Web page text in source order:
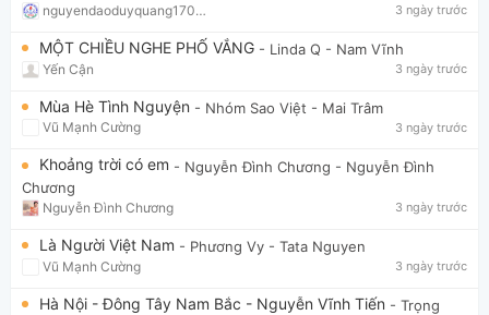
nguyendaoduyquang17021 3 ngày trước
MỘT CHIỀU NGHE PHỐ VẮNG - Linda Q - Nam Vĩnh
Yến Cận 3 ngày trước
Mùa Hè Tình Nguyện - Nhóm Sao Việt - Mai Trâm
Vũ Mạnh Cường 3 ngày trước
Khoảng trời có em - Nguyễn Đình Chương - Nguyễn Đình
Chương
Nguyễn Đình Chương 3 ngày trước
Là Người Việt Nam - Phương Vy - Tata Nguyen
Vũ Mạnh Cường 3 ngày trước
Hà Nội - Đông Tây Nam Bắc - Nguyễn Vĩnh Tiến - Trọng